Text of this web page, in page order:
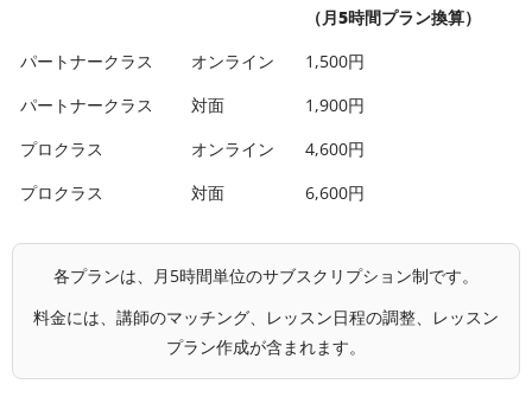
（月5時間プラン換算）
パートナークラス
オンライン
1,500円
パートナークラス
対面
1,900円
プロクラス
オンライン
4,600円
プロクラス
対面 6,600円
各プランは、月5時間単位のサブスクリプション制です。
料金には、講師のマッチング、レッスン日程の調整、レッスン
プラン作成が含まれます。